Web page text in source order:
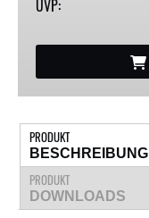
UVP:
PRODUKT
BESCHREIBUNG
PRODUKT
DOWNLOADS